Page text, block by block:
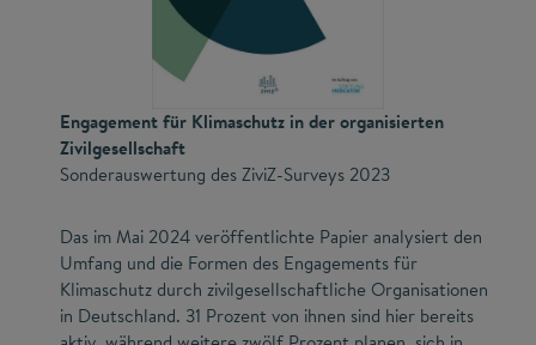
Engagement für Klimaschutz in der organisierten
Zivilgesellschaft
Sonderauswertung des ZiviZ-Surveys 2023
Das im Mai 2024 veröffentlichte Papier analysiert den
Umfang und die Formen des Engagements für
Klimaschutz durch zivilgesellschaftliche Organisationen
in Deutschland. 31 Prozent von ihnen sind hier bereits